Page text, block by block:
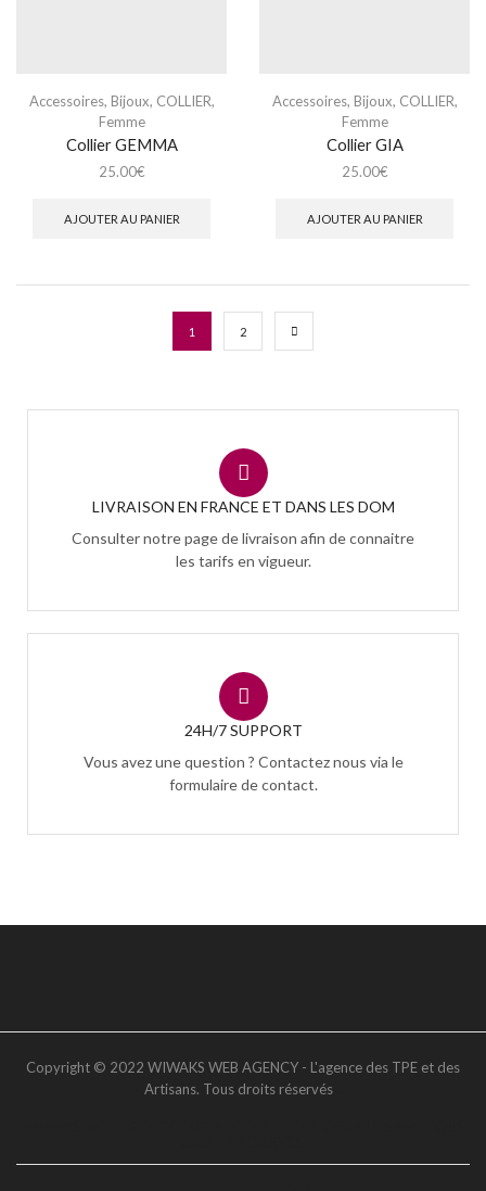
Accessoires, Bijoux, COLLIER,
Femme
Collier GEMMA
25.00€
AJOUTER AU PANIER
Accessoires, Bijoux, COLLIER,
Femme
Collier GIA
25.00€
AJOUTER AU PANIER
1 2
LIVRAISON EN FRANCE ET DANS LES DOM
Consulter notre page de livraison afin de connaitre
les tarifs en vigueur.
24H/7 SUPPORT
Vous avez une question ? Contactez nous via le
formulaire de contact.
Copyright © 2022 WIWAKS WEB AGENCY - L'agence des TPE et des
Artisans. Tous droits réservés